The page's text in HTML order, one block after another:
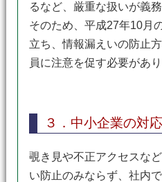
るなど、厳重な扱いが義
そのため、平成27年10月
立ち、情報漏えいの防止
員に注意を促す必要があり
３．中小企業の対
覗き見や不正アクセスな
い防止のみならず、社内